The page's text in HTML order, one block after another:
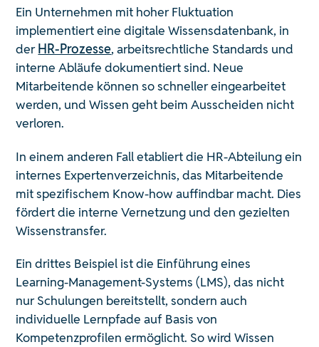
Ein Unternehmen mit hoher Fluktuation
implementiert eine digitale Wissensdatenbank, in
derHR-Prozesse, arbeitsrechtliche Standards und
interne Abläufe dokumentiert sind. Neue
Mitarbeitende können so schneller eingearbeitet
werden, und Wissen geht beim Ausscheiden nicht
verloren.
In einem anderen Fall etabliert die HR-Abteilung ein
internes Expertenverzeichnis, das Mitarbeitende
mit spezifischem Know-how auffindbar macht. Dies
fördert die interne Vernetzung und den gezielten
Wissenstransfer.
Ein drittes Beispiel ist die Einführung eines
Learning-Management-Systems (LMS), das nicht
nur Schulungen bereitstellt, sondern auch
individuelle Lernpfade auf Basis von
Kompetenzprofilen ermöglicht. So wird Wissen